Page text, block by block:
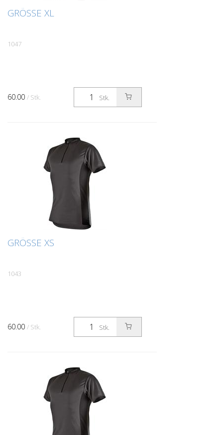
GRÖSSE XL
1047
Stk.
60.00 / Stk.
GRÖSSE XS
1043
Stk.
60.00 / Stk.